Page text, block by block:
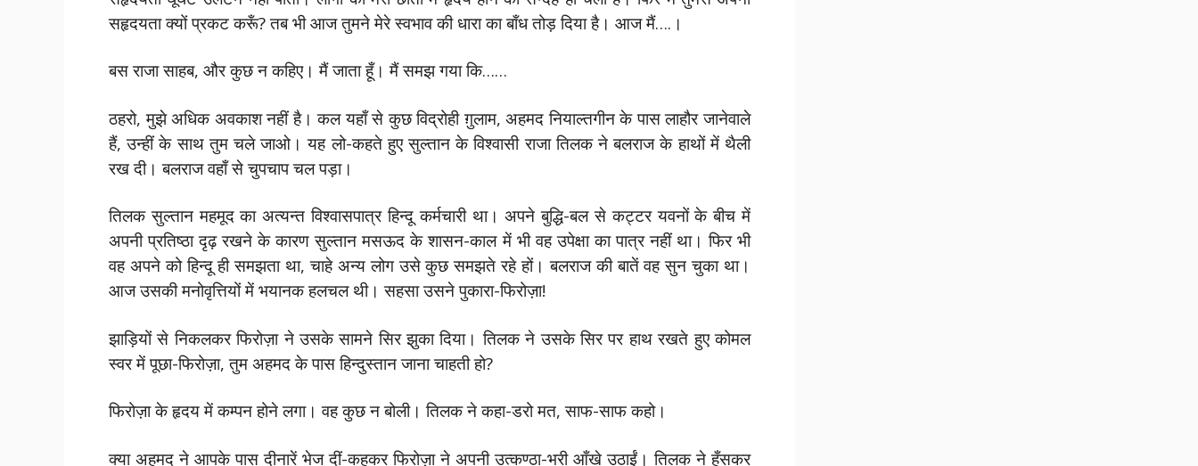
सहृदयता क्यों प्रकट करूँ? तब भी आज तुमने मेरे स्वभाव की धारा का बाँध तोड़ दिया है। आज मैं….।
बस राजा साहब, और कुछ न कहिए। मैं जाता हूँ। मैं समझ गया कि……
ठहरो, मुझे अधिक अवकाश नहीं है। कल यहाँ से कुछ विद्रोही ग़ुलाम, अहमद नियाल्तगीन के पास लाहौर जानेवाले
हैं, उन्हीं के साथ तुम चले जाओ। यह लो-कहते हुए सुल्तान के विश्वासी राजा तिलक ने बलराज के हाथों में थैली
रख दी। बलराज वहाँ से चुपचाप चल पड़ा।
तिलक सुल्तान महमूद का अत्यन्त विश्वासपात्र हिन्दू कर्मचारी था। अपने बुद्धि-बल से कट्टर यवनों के बीच में
अपनी प्रतिष्ठा दृढ़ रखने के कारण सुल्तान मसऊद के शासन-काल में भी वह उपेक्षा का पात्र नहीं था। फिर भी
वह अपने को हिन्दू ही समझता था, चाहे अन्य लोग उसे कुछ समझते रहे हों। बलराज की बातें वह सुन चुका था।
आज उसकी मनोवृत्तियों में भयानक हलचल थी। सहसा उसने पुकारा-फिरोज़ा!
झाड़ियों से निकलकर फिरोज़ा ने उसके सामने सिर झुका दिया। तिलक ने उसके सिर पर हाथ रखते हुए कोमल
स्वर में पूछा-फिरोज़ा, तुम अहमद के पास हिन्दुस्तान जाना चाहती हो?
फिरोज़ा के हृदय में कम्पन होने लगा। वह कुछ न बोली। तिलक ने कहा-डरो मत, साफ-साफ कहो।
क्या अहमद ने आपके पास दीनारें भेज दीं-कहकर फिरोज़ा ने अपनी उत्कण्ठा-भरी आँखे उठाईं। तिलक ने हँसकर